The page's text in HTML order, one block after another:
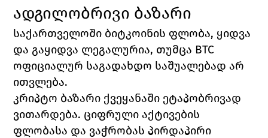
ადგილობრივი ბაზარი
საქართველოში ბიტკოინის ფლობა, ყიდვა
და გაყიდვა ლეგალურია, თუმცა BTC
ოფიციალურ საგადახდო საშუალებად არ
ითვლება.
კრიპტო ბაზარი ქვეყანაში ეტაპობრივად
ვითარდება. ციფრული აქტივების
ფლობასა და ვაჭრობას პირდაპირი